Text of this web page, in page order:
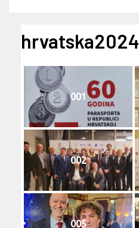
hrvatska2024
001
002
005